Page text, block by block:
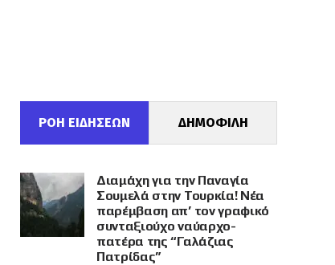
ΡΟΗ ΕΙΔΗΣΕΩΝ ΔΗΜΟΦΙΛΗ
Διαμάχη για την Παναγία
Σουμελά στην Τουρκία! Νέα
παρέμβαση απ’ τον γραφικό
συνταξιούχο ναύαρχο-
πατέρα της “Γαλάζιας
Πατρίδας”